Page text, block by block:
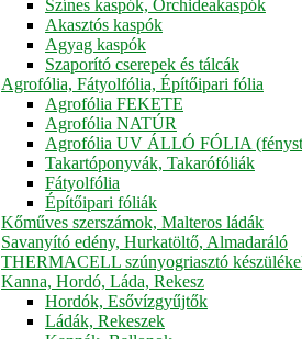
Színes kaspók, Orchideakaspók
Akasztós kaspók
Agyag kaspók
Szaporító cserepek és tálcák
Agrofólia, Fátyolfólia, Építőipari fólia
Agrofólia FEKETE
Agrofólia NATÚR
Agrofólia UV ÁLLÓ FÓLIA
Takartóponyvák, Takarófóliák
Fátyolfólia
Építőipari fóliák
Kőműves szerszámok, Malteros ládák
Savanyító edény, Hurkatöltő, Almadaráló
THERMACELL szúnyogriasztó
Kanna, Hordó, Láda, Rekesz
Hordók, Esővízgyűjtők
Ládák, Rekeszek